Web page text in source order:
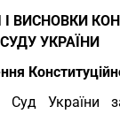
І ВИСНОВКИ
СУДУ УКРАЇНИ
Суд України